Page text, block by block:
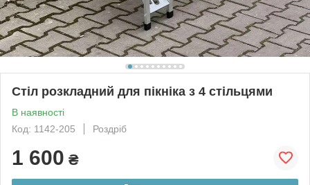
Стіл розкладний для пікніка з 4 стільцями
В наявності
Код: 1142-205
Роздріб
1 600 ₴